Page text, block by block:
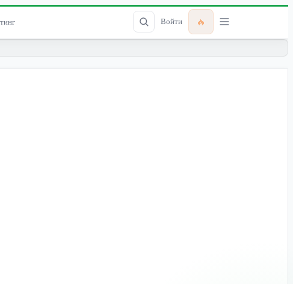
Войти 🔥